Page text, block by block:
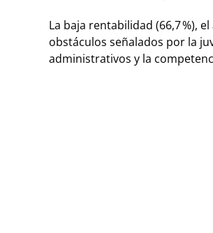
La baja rentabilidad (66,7 %),
obstáculos señalados por la
administrativos y la